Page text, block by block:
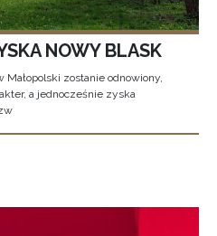
NOWY BLASK
zostanie odnowiony,
a jednocześnie zyska